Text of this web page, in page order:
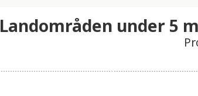
Landområden under 5